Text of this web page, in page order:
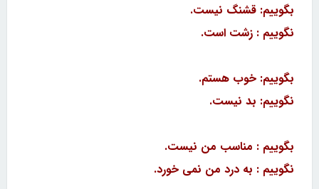
بگوییم: قشنگ نیست.
نگوییم : زشت است.
بگوییم: خوب هستم.
نگوییم: بد نیست.
بگوییم : مناسب من نیست.
نگوییم : به درد من نمی خورد.